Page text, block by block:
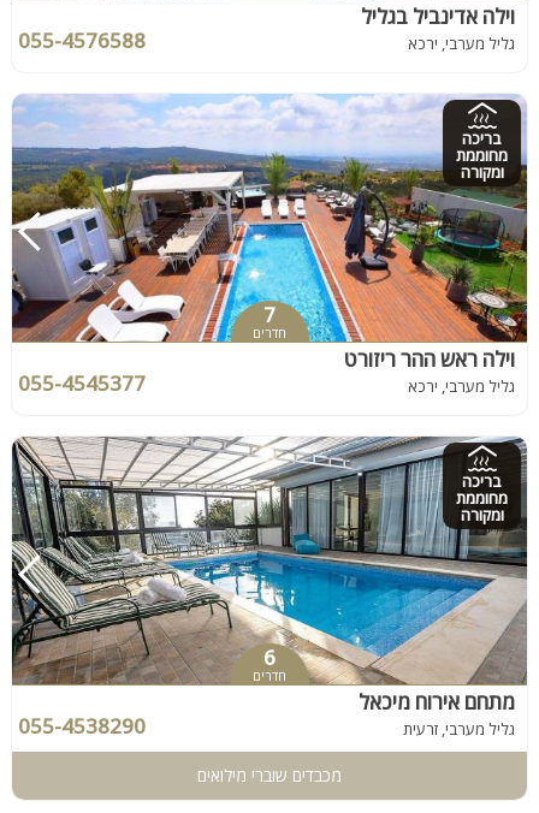
וילה אדינביל בגליל
גליל מערבי, ירכא 055-4576588
בריכה
מחוממת
ומקורה
7
חדרים
וילה ראש ההר ריזורט
גליל מערבי, ירכא 055-4545377
בריכה
מחוממת
ומקורה
6
חדרים
מתחם אירוח מיכאל
גליל מערבי, זרעית 055-4538290
מכבדים שוברי מילואים